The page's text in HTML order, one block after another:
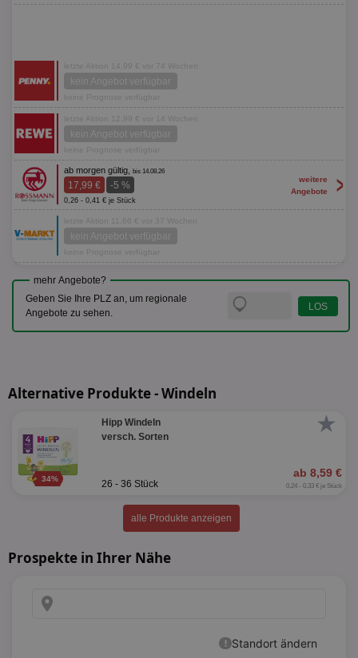
letzte Aktion 14,99 € vor 74 Wochen
kein Angebot verfügbar
keine Prognose verfügbar
letzte Aktion 12,99 € vor 14 Wochen
kein Angebot verfügbar
keine Prognose verfügbar
ab morgen gültig, bis 14.08.26
17,99 € -5 %
0,26 - 0,41 € je Stück
weitere
Angebote
>
letzte Aktion 11,66 € vor 37 Wochen
kein Angebot verfügbar
keine Prognose verfügbar
mehr Angebote?
Geben Sie Ihre PLZ an, um regionale
Angebote zu sehen.
Alternative Produkte - Windeln
★
34%
Hipp Windeln
versch. Sorten
ab 8,59 €
26 - 36 Stück 0,24 - 0,33 € je Stück
alle Produkte anzeigen
Prospekte in Ihrer Nähe